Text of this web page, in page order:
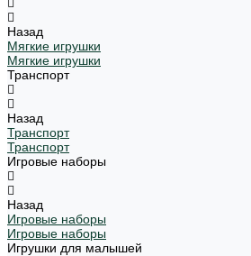
Назад
Мягкие игрушки
Мягкие игрушки
Транспорт
Назад
Транспорт
Транспорт
Игровые наборы
Назад
Игровые наборы
Игровые наборы
Игрушки для малышей